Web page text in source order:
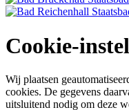
Cookie-
Wij plaatsen
cookies. De gegevens
uitsluitend nodig om deze